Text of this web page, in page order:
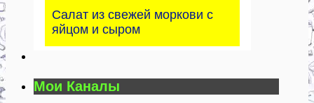
Салат из свежей моркови с
яйцом и сыром
Мои Каналы